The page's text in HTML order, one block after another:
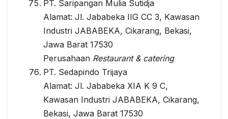
PT. Saripangan Mulia Sutidja
Alamat: Jl. Jababeka IIG CC 3, Kawasan
Industri JABABEKA, Cikarang, Bekasi,
Jawa Barat 17530
Perusahaan Restaurant & catering
PT. Sedapindo Trijaya
Alamat: Jl. Jababeka XIA K 9 C,
Kawasan Industri JABABEKA, Cikarang,
Bekasi, Jawa Barat 17530